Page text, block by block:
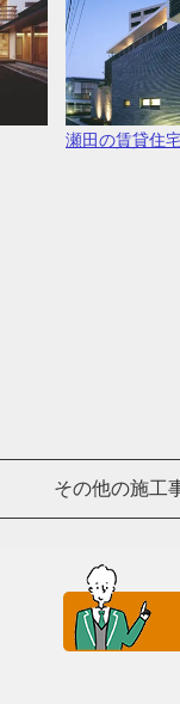
瀬田の賃貸住
その他の施工